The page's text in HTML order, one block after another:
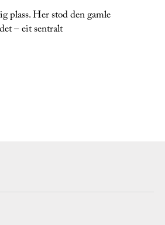
plass. Her stod den gamle
– eit sentralt